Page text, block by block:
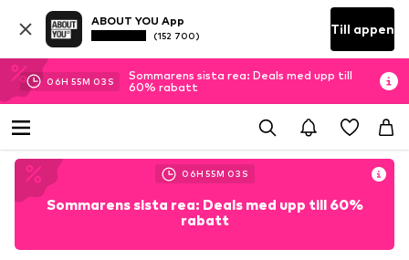
ABOUT YOU App
(152 700) Till appen
06H 55M 00 S
Sommarens sista rea: Deals med upp till
60% rabatt
06H 55M 00 S
Sommarens sista rea: Deals med upp till 60%
rabatt